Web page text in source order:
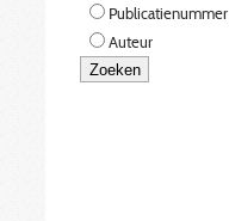
Publicatienummer
Auteur